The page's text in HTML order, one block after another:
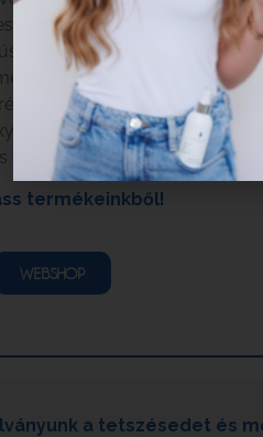
összetevőket és
mesterséges
mindenki
illetve bőrére
Hair & Skin
utalvány segítségével!
termékeinkből!
WEBSHOP
a tetszésedet és